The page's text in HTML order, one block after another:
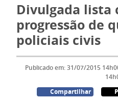
Divulgada lista
progressão de
policiais civis
Publicado em: 31/07/2015
Compartilhar